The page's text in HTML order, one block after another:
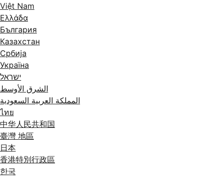
Việt Nam
Ελλάδα
България
Казахстан
Србија
Україна
ישראל
الشرق الأوسط
المملكة العربية السعودية
ไทย
中华人民共和国
臺灣 地區
日本
香港特別行政區
한국